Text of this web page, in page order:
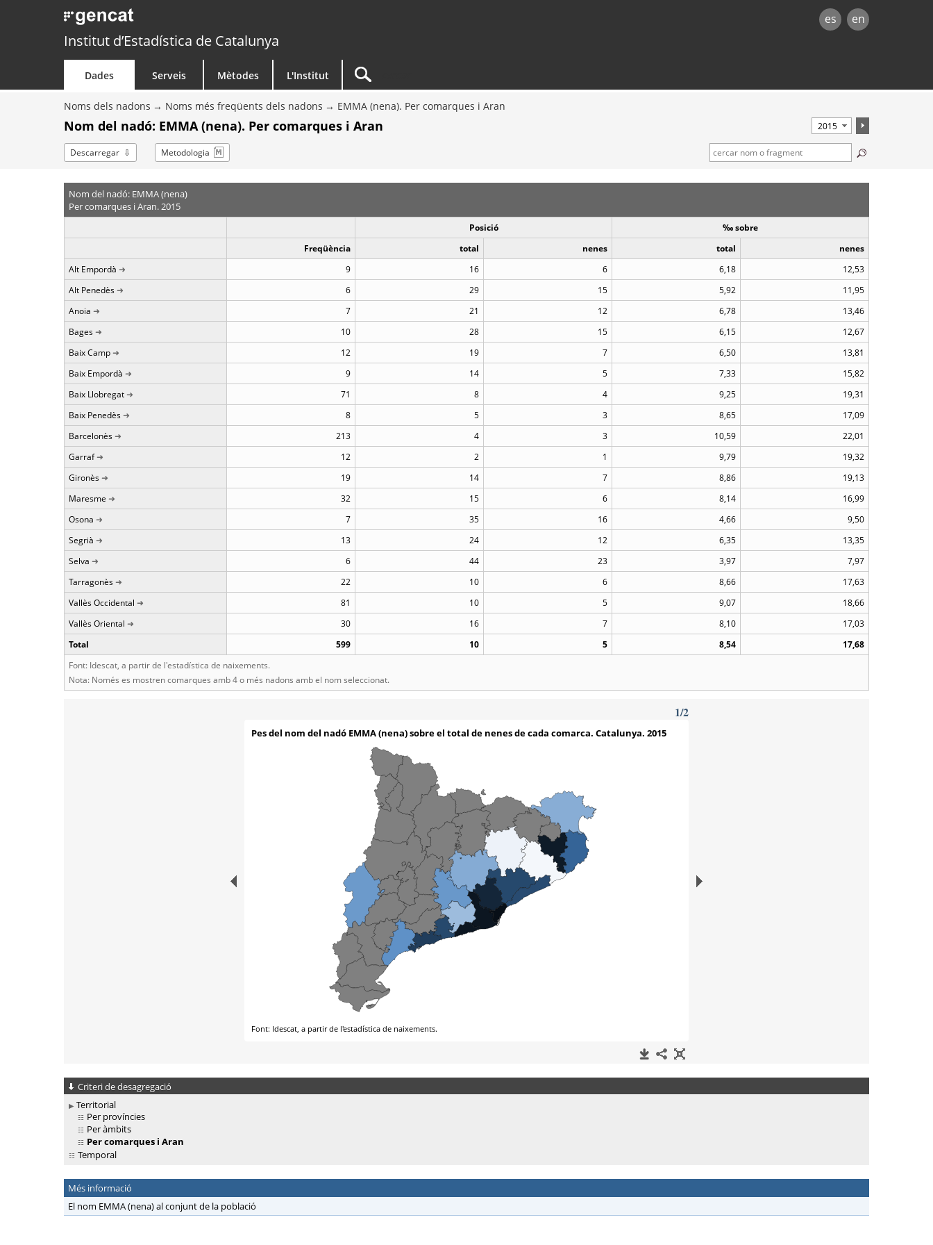
es en
Institut d’Estadística de Catalunya
Dades Serveis Mètodes L'Institut
Noms dels nadons Noms més freqüents dels nadons EMMA (nena). Per comarques i Aran
Nom del nadó: EMMA (nena). Per comarques i Aran
Descarregar Metodologia
Nom del nadó: EMMA (nena)
Per comarques i Aran. 2015
Posició
‰ sobre
Freqüència
total nenes total
nenes
Alt Empordà
9 16 6 6,18
12,53
Alt Penedès
6 29 15 5,92
11,95
Anoia
7 21 12 6,78
13,46
Bages
10 28 15 6,15
12,67
Baix Camp
12 19 7 6,50
13,81
Baix Empordà
9 14 5 7,33
15,82
Baix Llobregat
71 8 4 9,25
19,31
Baix Penedès
8 5 3 8,65
17,09
Barcelonès
213 4 3 10,59
22,01
Garraf
12 2 1 9,79
19,32
Gironès
19 14 7 8,86
19,13
Maresme
32 15 6 8,14
16,99
Osona
7 35 16 4,66
9,50
Segrià
13 24 12 6,35
13,35
Selva
6 44 23 3,97
7,97
Tarragonès
22 10 6 8,66
17,63
Vallès Occidental
81 10 5 9,07
18,66
Vallès Oriental
30 16 7 8,10
17,03
Total
599 10 5 8,54
17,68
Font: Idescat, a partir de l'estadística de naixements.
Nota: Només es mostren comarques amb 4 o més nadons amb el nom seleccionat.
Criteri de desagregació
Territorial
Per províncies
Per àmbits
Per comarques i Aran
Temporal
Més informació
El nom EMMA (nena) al conjunt de la població